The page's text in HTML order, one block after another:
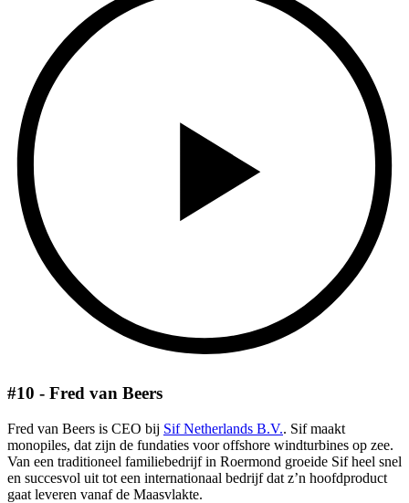
#10 - Fred van Beers
Fred van Beers is CEO bij Sif Netherlands B.V.. Sif maakt
monopiles, dat zijn de fundaties voor offshore windturbines op zee.
Van een traditioneel familiebedrijf in Roermond groeide Sif heel snel
en succesvol uit tot een internationaal bedrijf dat z’n hoofdproduct
gaat leveren vanaf de Maasvlakte.